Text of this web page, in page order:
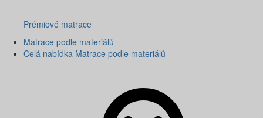
Prémiové matrace
Matrace podle materiálů
Celá nabídka Matrace podle materiálů